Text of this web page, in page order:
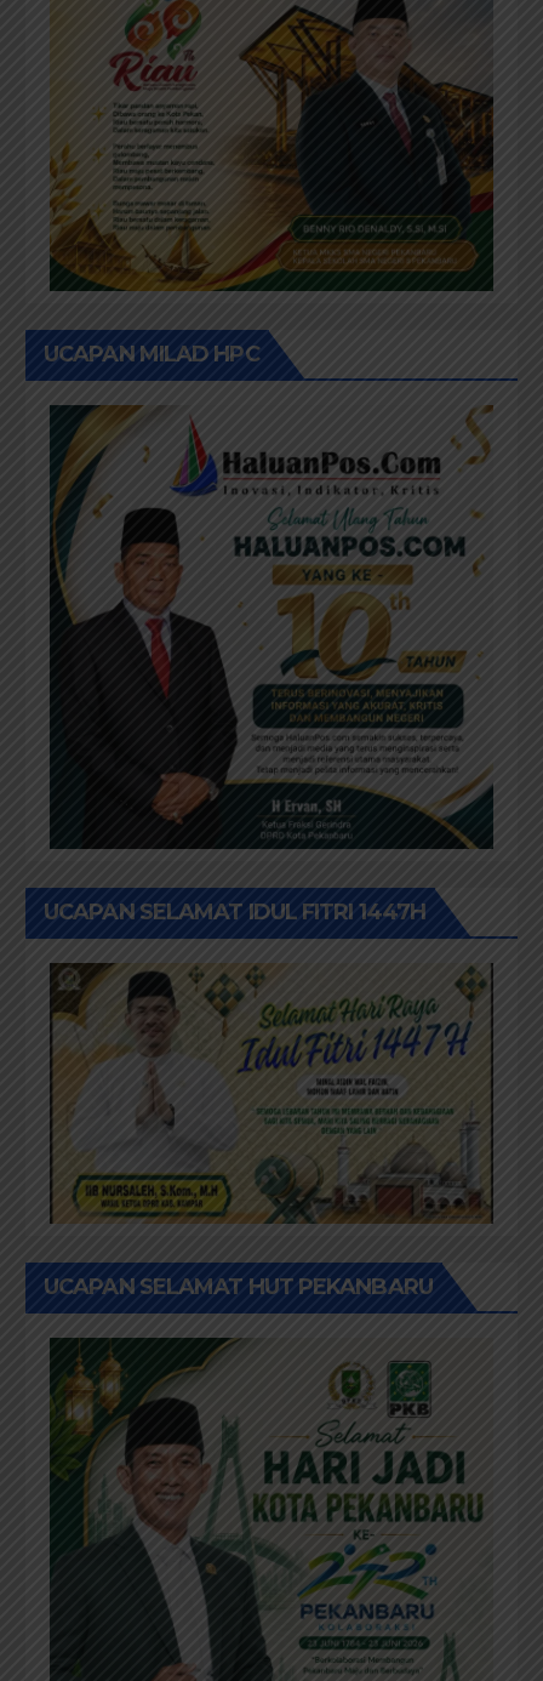
UCAPAN MILAD HPC
UCAPAN SELAMAT IDUL FITRI 1447H
UCAPAN SELAMAT HUT PEKANBARU